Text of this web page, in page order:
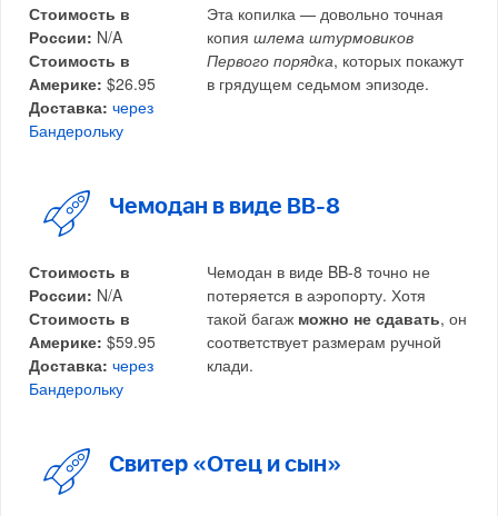
Стоимость в
России: N/A
Стоимость в
Америке:$26.95
Доставка: через
Бандерольку
Эта копилка — довольно точная
копияшлема штурмовиков
Первого порядка, которых покажут
в грядущем седьмом эпизоде.
Чемодан в виде BB-8
Стоимость в
России: N/A
Стоимость в
Америке:$59.95
Доставка: через
Бандерольку
Чемодан в виде BB-8 точно не
потеряется в аэропорту. Хотя
такой багаж можно не сдавать, он
соответствует размерам ручной
клади.
Свитер «Отец и сын»